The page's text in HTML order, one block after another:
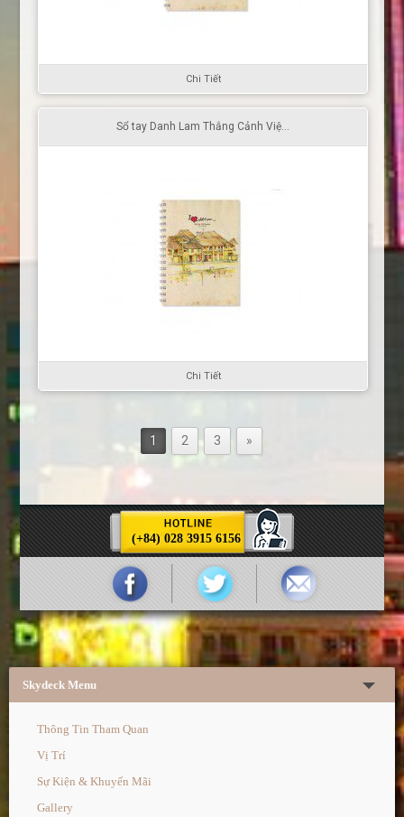
(+84) 028 3915 6156
Chi Tiết
Sổ tay Danh Lam Thắng Cảnh Việ...
Chi Tiết
1 2 3 »
Skydeck Menu
Thông Tin Tham Quan
Vị Trí
Sự Kiện & Khuyến Mãi
Gallery